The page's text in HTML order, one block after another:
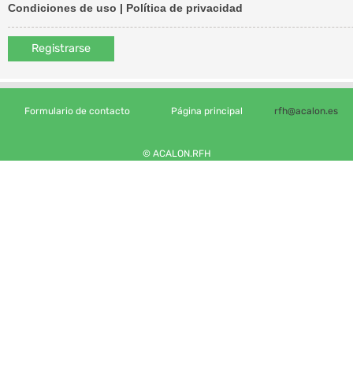
Condiciones de uso | Política de privacidad
Registrarse
Formulario de contacto Página principal rfh@acalon.es
© ACALON.RFH